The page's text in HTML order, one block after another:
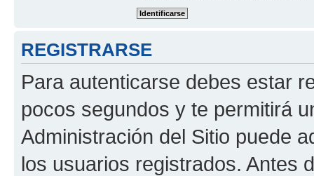
REGISTRARSE
Para autenticarse debes estar
pocos segundos y te permitirá
Administración del Sitio puede
los usuarios registrados. Antes